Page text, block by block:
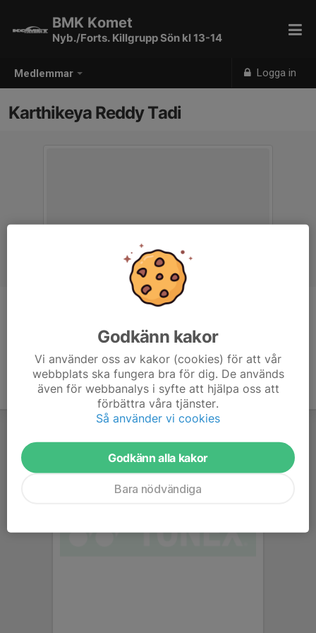
Medlemmar Logga in
BMK Komet
Nyb./Forts. Killgrupp Sön kl 13-14
Karthikeya Reddy Tadi
Godkänn kakor
Vi använder oss av kakor (cookies) för att vår
webbplats ska fungera bra för dig. De används
även för webbanalys i syfte att hjälpa oss att
förbättra våra tjänster.
Så använder vi cookies
Godkänn alla kakor
Bara nödvändiga